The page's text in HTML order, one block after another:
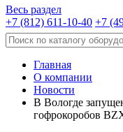
Весь раздел
+7 (812) 611-10-40 +7
Главная
О компании
Новости
В Вологде
гофрокоробов